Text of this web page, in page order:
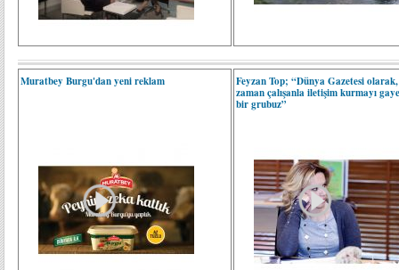
Muratbey Burgu'dan yeni reklam
Feyzan Top; “Dünya Gazetesi
zaman çalışanla iletişim kurmayı
bir grubuz”